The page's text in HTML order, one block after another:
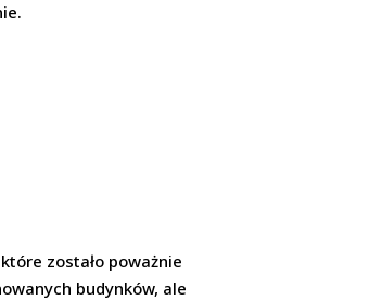
zostało poważnie
budynków, ale